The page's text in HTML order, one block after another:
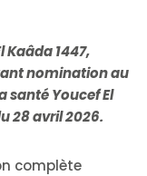
Kaâda 1447,
nomination au
santé Youcef El
28 avril 2026.
complète